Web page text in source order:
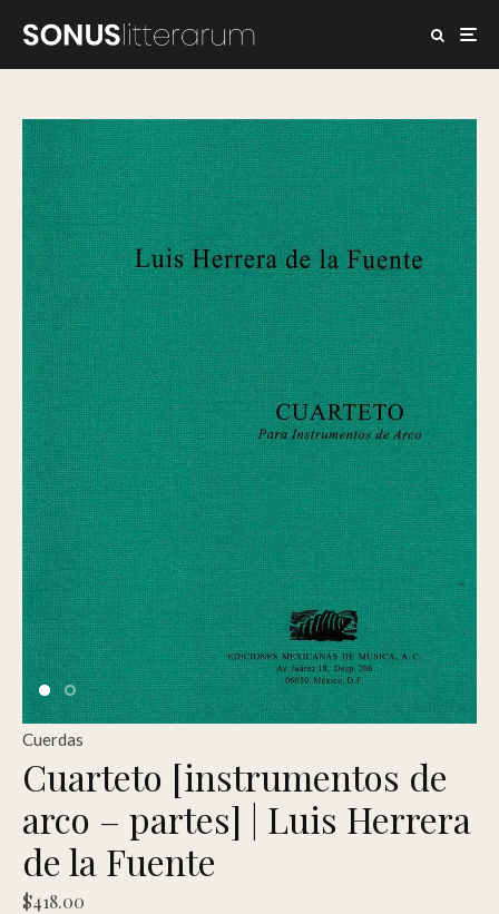
Cuerdas
Cuarteto [instrumentos de
arco – partes] | Luis Herrera
de la Fuente
$418.00